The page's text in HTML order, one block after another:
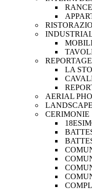
RANCE
REPORTAGE
LA
AERIAL
LANDSCAPE
CERIMONIE